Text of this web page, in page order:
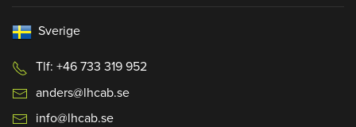
Sverige
Tlf: +46 733 319 952
anders@lhcab.se
info@lhcab.se